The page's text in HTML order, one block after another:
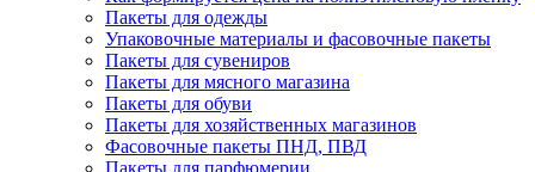
Пакеты для одежды
Упаковочные материалы и фасовочные пакеты
Пакеты для сувениров
Пакеты для мясного магазина
Пакеты для обуви
Пакеты для хозяйственных магазинов
Фасовочные пакеты ПНД, ПВД
Пакеты для парфюмерии